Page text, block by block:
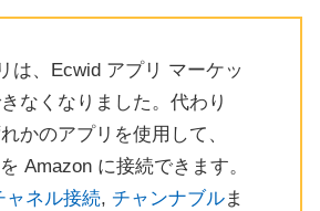
は、Ecwid アプリ マーケッ
なくなりました。代わり
かのアプリを使用して、
Amazon に接続できます。
ャネル接続, チャンナブルま